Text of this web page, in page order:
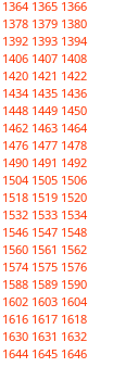
1364 1365 1366
1378 1379 1380
1392 1393 1394
1406 1407 1408
1420 1421 1422
1434 1435 1436
1448 1449 1450
1462 1463 1464
1476 1477 1478
1490 1491 1492
1504 1505 1506
1518 1519 1520
1532 1533 1534
1546 1547 1548
1560 1561 1562
1574 1575 1576
1588 1589 1590
1602 1603 1604
1616 1617 1618
1630 1631 1632
1644 1645 1646